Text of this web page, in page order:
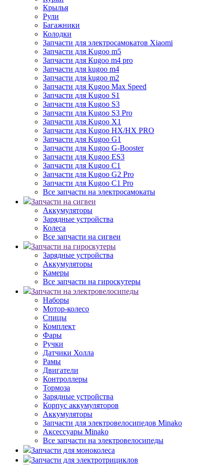
Крылья
Рули
Багажники
Колодки
Запчасти для электросамокатов Xiaomi
Запчасти для Kugoo m5
Запчасти для Кugoo m4 pro
Запчасти для kugoo m4
Запчасти для kugoo m2
Запчасти для Kugoo Max Speed
Запчасти для Kugoo S1
Запчасти для Kugoo S3
Запчасти для Kugoo S3 Pro
Запчасти для Kugoo X1
Запчасти для Kugoo HX/HX PRO
Запчасти для Kugoo G1
Запчасти для Kugoo G-Booster
Запчасти для Kugoo ES3
Запчасти для Kugoo C1
Запчасти для Kugoo G2 Pro
Запчасти для Kugoo C1 Pro
Все запчасти на электросамокаты
Запчасти на сигвеи
Аккумуляторы
Зарядные устройства
Колеса
Все запчасти на сигвеи
Запчасти на гироскутеры
Зарядные устройства
Аккумуляторы
Камеры
Все запчасти на гироскутеры
Запчасти на электровелосипеды
Наборы
Мотор-колесо
Спицы
Комплект
Фары
Ручки
Датчики Холла
Рамы
Двигатели
Контроллеры
Тормоза
Зарядные устройства
Корпус аккумуляторов
Аккумуляторы
Запчасти для электровелосипедов Minako
Аксессуары Minako
Все запчасти на электровелосипеды
Запчасти для моноколеса
Запчасти для электротрициклов